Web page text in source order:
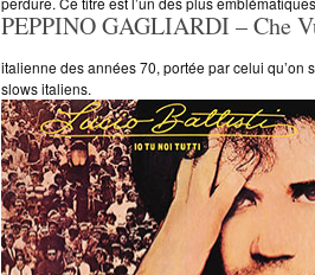
PEPPINO GAGLIARDI – Che
italienne des années 70, portée par celui qu’on
slows italiens.